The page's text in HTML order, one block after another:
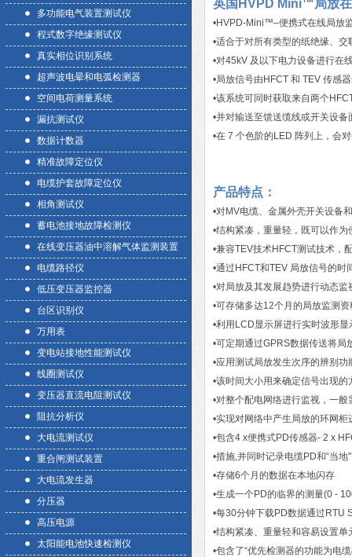
多功能电气装置测试仪
程式数字绝缘测试仪
真实相位识别系统
超声波电晕和电弧检测器
空间电荷测量系统
漏抗测试仪
数据计数器
精准故障定位仪
电缆护套故障定位仪
相角测试仪
蓄电池接地故障检测仪
在线变压器油中溶解气体监测装置
电缆路径仪
低压变压器监控器
台区识别仪
万用表
变电站接地性能测试仪
线圈测试仪
变压器直流电阻测试仪
阻抗分析仪
大电流测试仪
重合闸测试装置
大电流发生器
分压器
高压电源
太阳能电池快速检测仪
英国HVPD Mini™局放
•HVPD-Mini™–便携式在线局放
•适合于对所有类型的纸绝缘、
•对45kV 及以下电力设备进行在
•局放信号由HFCT 和 TEV 传感
•该系统可同时获取来自两个
•并对输送至馈送缆线或开关设
•在 7 个色阶的LED 阵列上，会
产品特点：
•对MV电缆、金属外壳开关设备
•结构紧凑，重量轻，既可以作
•兼容TEV技术HFCT测试技术，
•通过HFCT和TEV 局放信号的
•对局放及其发展趋势进行动态监
•可存储多达12个月的局放监测资
•利用LCD显示屏进行实时波形
•可定期通过GPRS数据传送将局
•应用测试局放发生次序的辨别
•该时间大小用来确定信号出现的
•对整个配电网络进行监视，一
•实现对网络中产生局放的环网柜
•包含4 x便携式PD传感器- 2 x
•措施,并同时记录电缆PD和“当
•存储6个月的数据在本地闪存
•生成一个PD的临界的测量(0 -
•每30分钟下载PD数据通过RTU
•结构紧凑、重量轻和容易设置单
•包含了“优先检测器的功能为电